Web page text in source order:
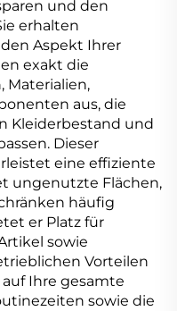
und den
erhalten
Aspekt Ihrer
exakt die
Materialien,
aus, die
Kleiderbestand und
Dieser
eine effiziente
ungenutzte Flächen,
häufig
er Platz für
sowie
Vorteilen
Ihre gesamte
sowie die